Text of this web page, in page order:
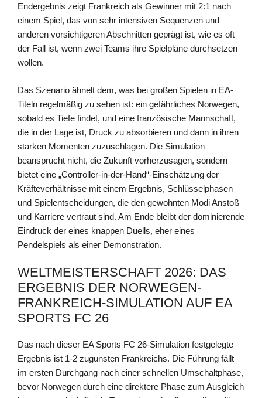
Endergebnis zeigt Frankreich als Gewinner mit 2:1 nach
einem Spiel, das von sehr intensiven Sequenzen und
anderen vorsichtigeren Abschnitten geprägt ist, wie es oft
der Fall ist, wenn zwei Teams ihre Spielpläne durchsetzen
wollen.
Das Szenario ähnelt dem, was bei großen Spielen in EA-
Titeln regelmäßig zu sehen ist: ein gefährliches Norwegen,
sobald es Tiefe findet, und eine französische Mannschaft,
die in der Lage ist, Druck zu absorbieren und dann in ihren
starken Momenten zuzuschlagen. Die Simulation
beansprucht nicht, die Zukunft vorherzusagen, sondern
bietet eine „Controller-in-der-Hand“-Einschätzung der
Kräfteverhältnisse mit einem Ergebnis, Schlüsselphasen
und Spielentscheidungen, die den gewohnten Modi Anstoß
und Karriere vertraut sind. Am Ende bleibt der dominierende
Eindruck der eines knappen Duells, eher eines
Pendelspiels als einer Demonstration.
WELTMEISTERSCHAFT 2026: DAS
ERGEBNIS DER NORWEGEN-
FRANKREICH-SIMULATION AUF EA
SPORTS FC 26
Das nach dieser EA Sports FC 26-Simulation festgelegte
Ergebnis ist 1-2 zugunsten Frankreichs. Die Führung fällt
im ersten Durchgang nach einer schnellen Umschaltphase,
bevor Norwegen durch eine direktere Phase zum Ausgleich